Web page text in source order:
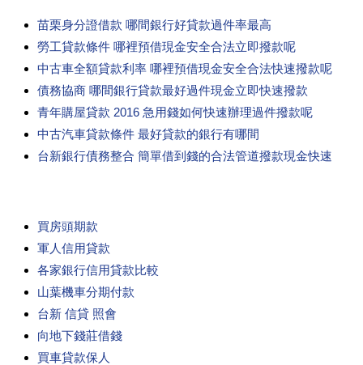
苗栗身分證借款 哪間銀行好貸款過件率最高
勞工貸款條件 哪裡預借現金安全合法立即撥款呢
中古車全額貸款利率 哪裡預借現金安全合法快速撥款呢
債務協商 哪間銀行貸款最好過件現金立即快速撥款
青年購屋貸款 2016 急用錢如何快速辦理過件撥款呢
中古汽車貸款條件 最好貸款的銀行有哪間
台新銀行債務整合 簡單借到錢的合法管道撥款現金快速
買房頭期款
軍人信用貸款
各家銀行信用貸款比較
山葉機車分期付款
台新 信貸 照會
向地下錢莊借錢
買車貸款保人